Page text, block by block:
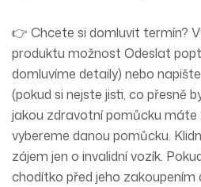
👉 Chcete si domluvit termín?
produktu možnost Odeslat
domluvíme detaily) nebo
(pokud si nejste jisti, co přesně
jakou zdravotní pomůcku máte
vybereme danou pomůcku.
zájem jen o invalidní vozík.
chodítko před jeho